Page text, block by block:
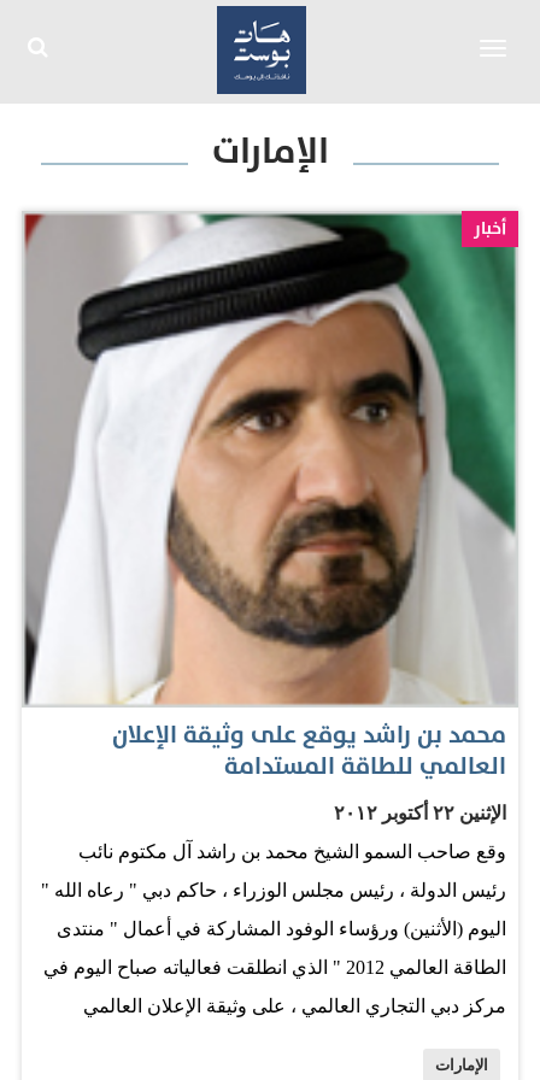
الإمارات
أخبار
محمد بن راشد يوقع على وثيقة الإعلان
العالمي للطاقة المستدامة
الإثنين ٢٢ أكتوبر ٢٠١٢
وقع صاحب السمو الشيخ محمد بن راشد آل مكتوم نائب
رئيس الدولة ، رئيس مجلس الوزراء ، حاكم دبي " رعاه الله "
اليوم (الأثنين) ورؤساء الوفود المشاركة في أعمال " منتدى
الطاقة العالمي 2012 " الذي انطلقت فعالياته صباح اليوم في
مركز دبي التجاري العالمي ، على وثيقة الإعلان العالمي
الإمارات